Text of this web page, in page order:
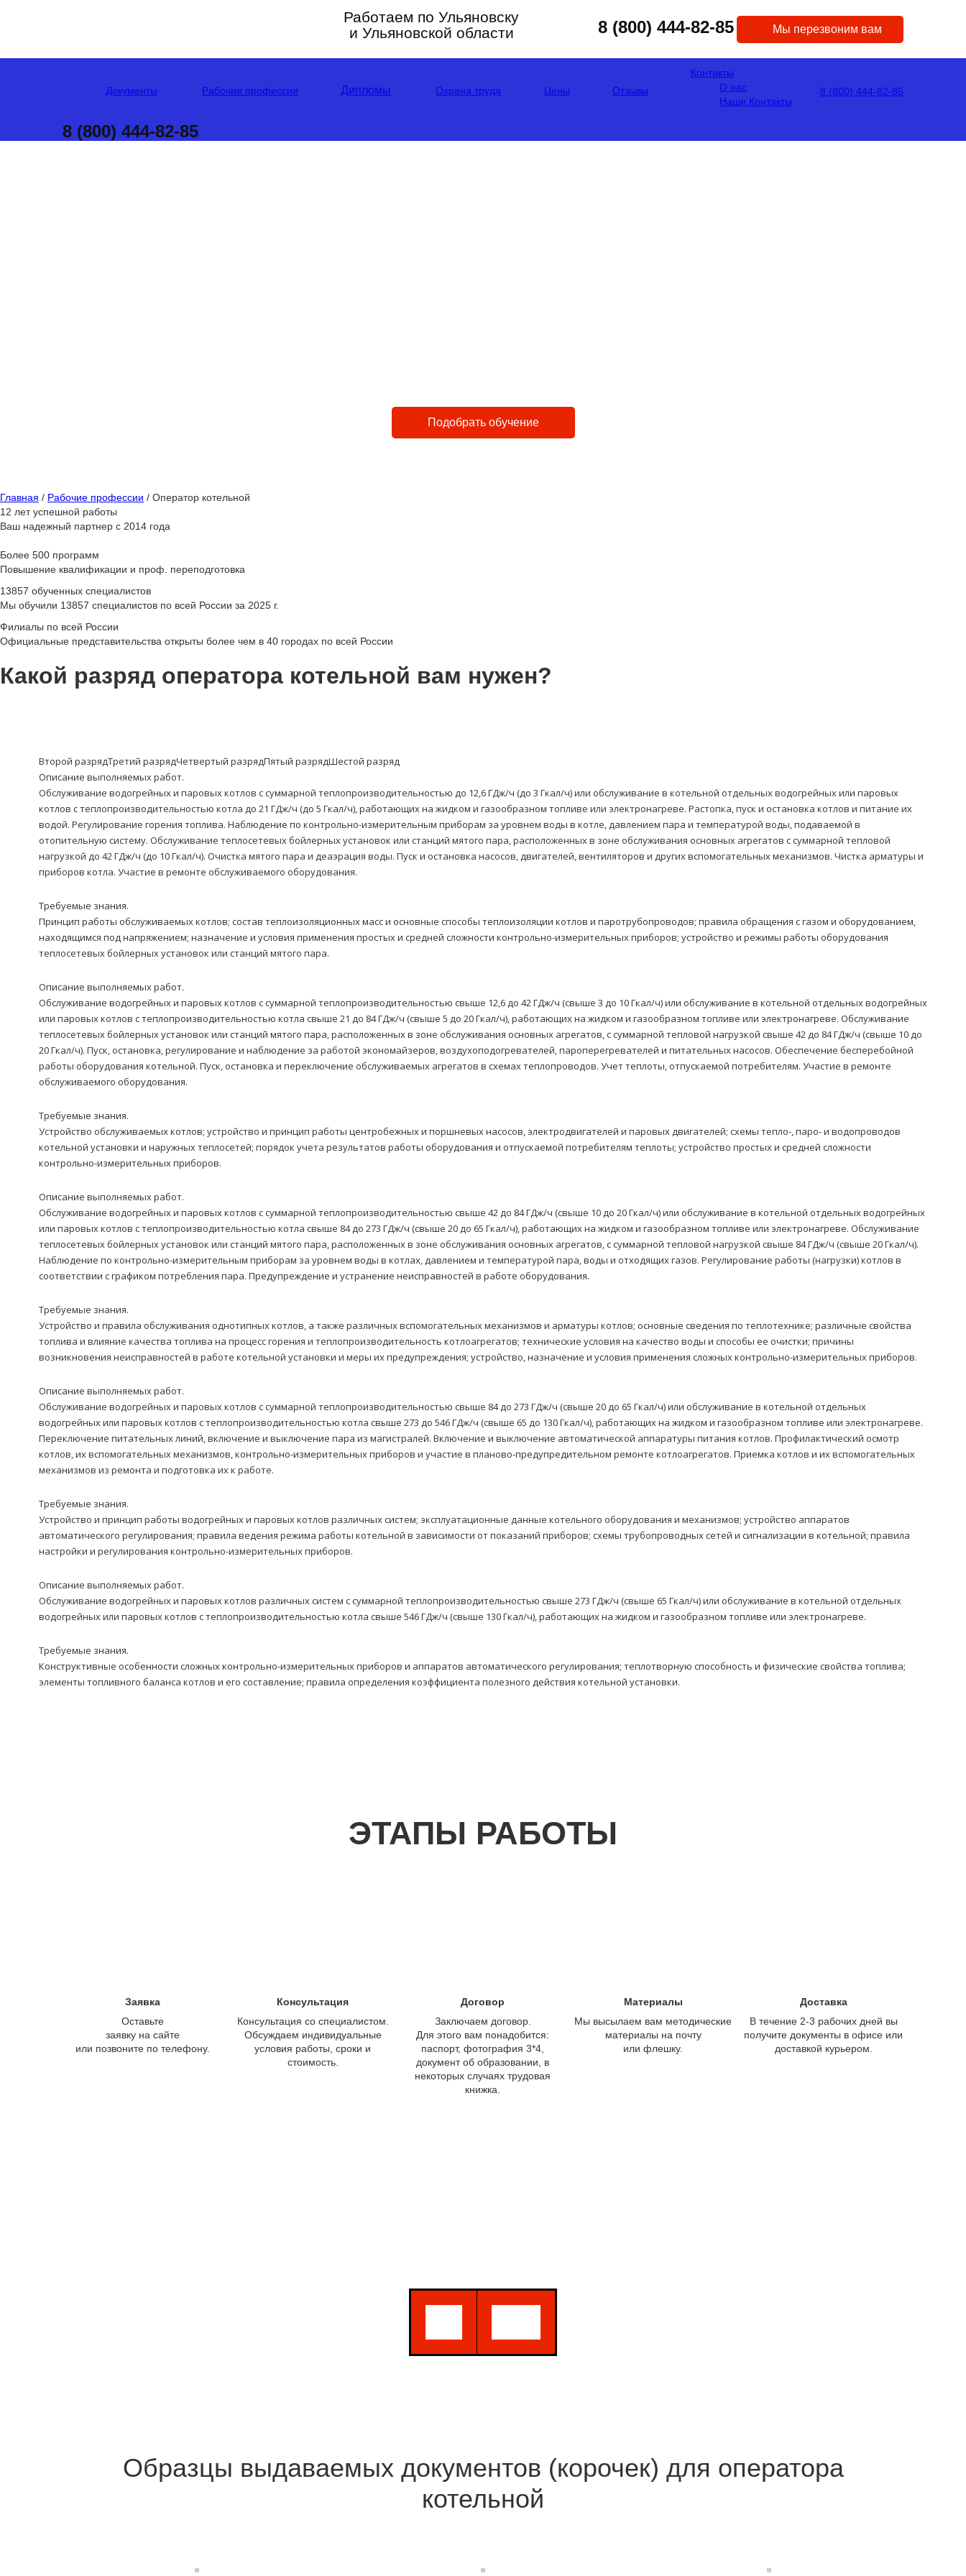
Работаем по Ульяновску
и Ульяновской области
8 (800) 444-82-85 Мы перезвоним вам
Документы Рабочие профессии Дипломы Охрана труда Цены Отзывы
Контакты
О нас
Наши Контакты
8 (800) 444-82-85
8 (800) 444-82-85
Подобрать обучение
Главная / Рабочие профессии / Оператор котельной
12 лет успешной работы
Ваш надежный партнер с 2014 года
Более 500 программ
Повышение квалификации и проф. переподготовка
13857 обученных специалистов
Мы обучили 13857 специалистов по всей России за 2025 г.
Филиалы по всей России
Официальные представительства открыты более чем в 40 городах по всей России
Какой разряд оператора котельной вам нужен?
Второй разрядТретий разрядЧетвертый разрядПятый разрядШестой разряд
Описание выполняемых работ.
Обслуживание водогрейных и паровых котлов с суммарной теплопроизводительностью до 12,6 ГДж/ч (до 3 Гкал/ч) или обслуживание в котельной отдельных водогрейных или паровых
котлов с теплопроизводительностью котла до 21 ГДж/ч (до 5 Гкал/ч), работающих на жидком и газообразном топливе или электронагреве. Растопка, пуск и остановка котлов и питание их
водой. Регулирование горения топлива. Наблюдение по контрольно-измерительным приборам за уровнем воды в котле, давлением пара и температурой воды, подаваемой в
отопительную систему. Обслуживание теплосетевых бойлерных установок или станций мятого пара, расположенных в зоне обслуживания основных агрегатов с суммарной тепловой
нагрузкой до 42 ГДж/ч (до 10 Гкал/ч). Очистка мятого пара и деаэрация воды. Пуск и остановка насосов, двигателей, вентиляторов и других вспомогательных механизмов. Чистка арматуры и
приборов котла. Участие в ремонте обслуживаемого оборудования.
Требуемые знания.
Принцип работы обслуживаемых котлов; состав теплоизоляционных масс и основные способы теплоизоляции котлов и паротрубопроводов; правила обращения с газом и оборудованием,
находящимся под напряжением; назначение и условия применения простых и средней сложности контрольно-измерительных приборов; устройство и режимы работы оборудования
теплосетевых бойлерных установок или станций мятого пара.
Описание выполняемых работ.
Обслуживание водогрейных и паровых котлов с суммарной теплопроизводительностью свыше 12,6 до 42 ГДж/ч (свыше 3 до 10 Гкал/ч) или обслуживание в котельной отдельных водогрейных
или паровых котлов с теплопроизводительностью котла свыше 21 до 84 ГДж/ч (свыше 5 до 20 Гкал/ч), работающих на жидком и газообразном топливе или электронагреве. Обслуживание
теплосетевых бойлерных установок или станций мятого пара, расположенных в зоне обслуживания основных агрегатов, с суммарной тепловой нагрузкой свыше 42 до 84 ГДж/ч (свыше 10 до
20 Гкал/ч). Пуск, остановка, регулирование и наблюдение за работой экономайзеров, воздухоподогревателей, пароперегревателей и питательных насосов. Обеспечение бесперебойной
работы оборудования котельной. Пуск, остановка и переключение обслуживаемых агрегатов в схемах теплопроводов. Учет теплоты, отпускаемой потребителям. Участие в ремонте
обслуживаемого оборудования.
Требуемые знания.
Устройство обслуживаемых котлов; устройство и принцип работы центробежных и поршневых насосов, электродвигателей и паровых двигателей; схемы тепло-, паро- и водопроводов
котельной установки и наружных теплосетей; порядок учета результатов работы оборудования и отпускаемой потребителям теплоты; устройство простых и средней сложности
контрольно-измерительных приборов.
Описание выполняемых работ.
Обслуживание водогрейных и паровых котлов с суммарной теплопроизводительностью свыше 42 до 84 ГДж/ч (свыше 10 до 20 Гкал/ч) или обслуживание в котельной отдельных водогрейных
или паровых котлов с теплопроизводительностью котла свыше 84 до 273 ГДж/ч (свыше 20 до 65 Гкал/ч), работающих на жидком и газообразном топливе или электронагреве. Обслуживание
теплосетевых бойлерных установок или станций мятого пара, расположенных в зоне обслуживания основных агрегатов, с суммарной тепловой нагрузкой свыше 84 ГДж/ч (свыше 20 Гкал/ч).
Наблюдение по контрольно-измерительным приборам за уровнем воды в котлах, давлением и температурой пара, воды и отходящих газов. Регулирование работы (нагрузки) котлов в
соответствии с графиком потребления пара. Предупреждение и устранение неисправностей в работе оборудования.
Требуемые знания.
Устройство и правила обслуживания однотипных котлов, а также различных вспомогательных механизмов и арматуры котлов; основные сведения по теплотехнике; различные свойства
топлива и влияние качества топлива на процесс горения и теплопроизводительность котлоагрегатов; технические условия на качество воды и способы ее очистки; причины
возникновения неисправностей в работе котельной установки и меры их предупреждения; устройство, назначение и условия применения сложных контрольно-измерительных приборов.
Описание выполняемых работ.
Обслуживание водогрейных и паровых котлов с суммарной теплопроизводительностью свыше 84 до 273 ГДж/ч (свыше 20 до 65 Гкал/ч) или обслуживание в котельной отдельных
водогрейных или паровых котлов с теплопроизводительностью котла свыше 273 до 546 ГДж/ч (свыше 65 до 130 Гкал/ч), работающих на жидком и газообразном топливе или электронагреве.
Переключение питательных линий, включение и выключение пара из магистралей. Включение и выключение автоматической аппаратуры питания котлов. Профилактический осмотр
котлов, их вспомогательных механизмов, контрольно-измерительных приборов и участие в планово-предупредительном ремонте котлоагрегатов. Приемка котлов и их вспомогательных
механизмов из ремонта и подготовка их к работе.
Требуемые знания.
Устройство и принцип работы водогрейных и паровых котлов различных систем; эксплуатационные данные котельного оборудования и механизмов; устройство аппаратов
автоматического регулирования; правила ведения режима работы котельной в зависимости от показаний приборов; схемы трубопроводных сетей и сигнализации в котельной; правила
настройки и регулирования контрольно-измерительных приборов.
Описание выполняемых работ.
Обслуживание водогрейных и паровых котлов различных систем с суммарной теплопроизводительностью свыше 273 ГДж/ч (свыше 65 Гкал/ч) или обслуживание в котельной отдельных
водогрейных или паровых котлов с теплопроизводительностью котла свыше 546 ГДж/ч (свыше 130 Гкал/ч), работающих на жидком и газообразном топливе или электронагреве.
Требуемые знания.
Конструктивные особенности сложных контрольно-измерительных приборов и аппаратов автоматического регулирования; теплотворную способность и физические свойства топлива;
элементы топливного баланса котлов и его составление; правила определения коэффициента полезного действия котельной установки.
ЭТАПЫ РАБОТЫ
Заявка
Оставьте
заявку на сайте
или позвоните по телефону.
Консультация
Консультация со специалистом.
Обсуждаем индивидуальные
условия работы, сроки и
стоимость.
Договор
Заключаем договор.
Для этого вам понадобится:
паспорт, фотография 3*4,
документ об образовании, в
некоторых случаях трудовая
книжка.
Материалы
Мы высылаем вам методические
материалы на почту
или флешку.
Доставка
В течение 2-3 рабочих дней вы
получите документы в офисе или
доставкой курьером.
Образцы выдаваемых документов (корочек) для оператора
котельной